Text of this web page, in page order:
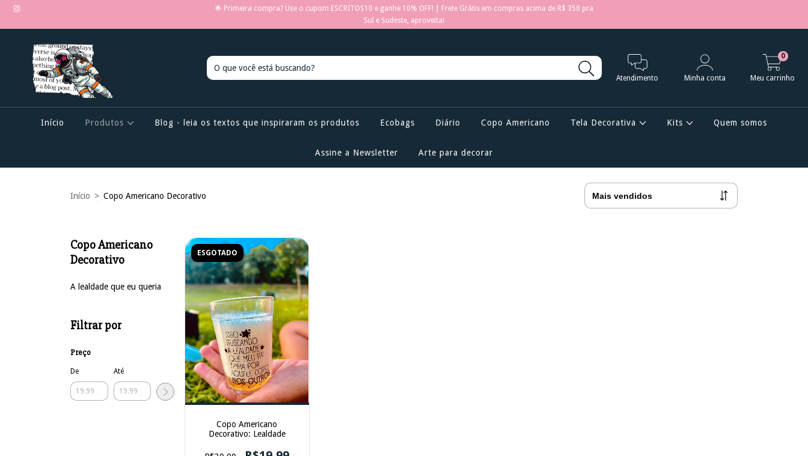
🌟 Primeira compra? Use o cupom ESCRITOS10 e ganhe 10% OFF! | Frete Grátis em compras acima de R$ 350 pra
Sul e Sudeste, aproveita!
Atendimento Minha conta Meu carrinho
0
Início Produtos Blog - leia os textos que inspiraram os produtos Ecobags Diário Copo Americano Tela Decorativa Kits Quem somos
Assine a Newsletter Arte para decorar
Início > Copo Americano Decorativo
Copo Americano
Decorativo
A lealdade que eu queria
Filtrar por
Preço
De Até
ESGOTADO
Copo Americano
Decorativo: Lealdade